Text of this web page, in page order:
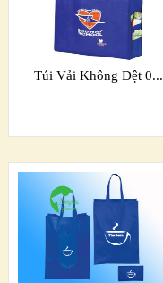
Túi Vải Không Dệt 0...